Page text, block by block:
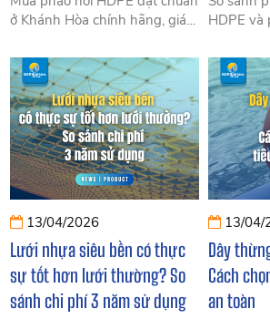
ở Khánh Hòa chính hãng, giá
Phao HDPE nguyên sinh, chịu
sóng gió, phù hợp nuôi trồng
thủy sản và du lịch biển Nha
Trang, Vạn Ninh, Cam Ranh.
SIAM Brothers Việt Nam – đơn
vị uy tín cung cấp phao nổi
HDPE chất lượng cao với bảo
hành dài hạn và hỗ trợ lắp đặt
tận nơi.
HDPE và
Giải
cho nuôi
nổi? Tìm
13/04/2026
Lưới nhựa siêu bền có thực
sự tốt hơn lưới thường? So
sánh chi phí 3 năm sử dụng
13/04/
Dây
Cách
an toàn